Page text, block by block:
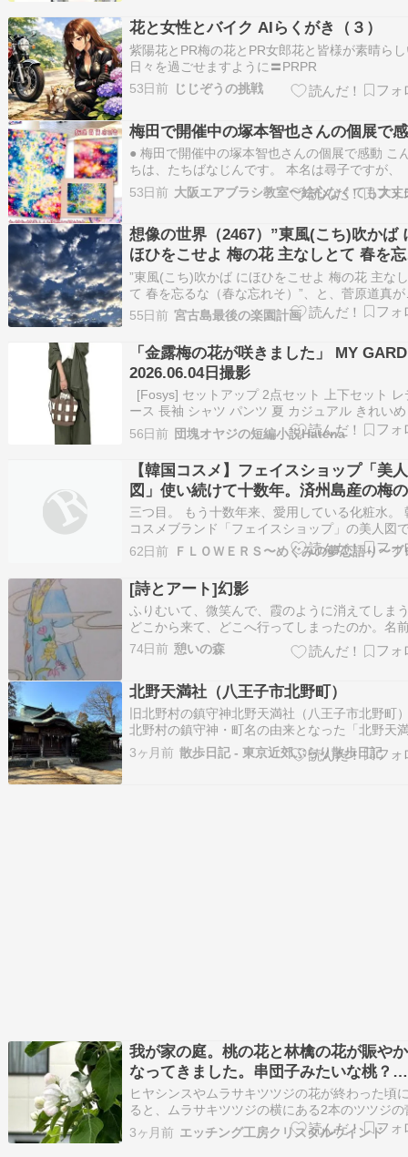
アフィ。 ダイドー 梅よろし280ml×2ケース（全
本） 送料無料【to】 pos…
花と女性とバイク AIらくがき（３）
紫陽花とPR梅の花とPR女郎花と皆様が素晴ら
日々を過ごせますように〓PRPR
53日前
じじぞうの挑戦
梅田で開催中の塚本智也さんの個展で
● 梅田で開催中の塚本智也さんの個展で感動 こ
ちは、たちばなじんです。 本名は尋子ですが、
んさん」って呼んでくださいね＾＾ エアブラシ
現する画家さんは、意外にたくさんおられます
が塚本智也さんだと思っています。 その…
53日前 大阪エアブラシ教室〜絵心なくても大丈
想像の世界（2467）”東風(こち)吹かば
ほひをこせよ 梅の花 主なしとて 春を
な（春な忘れそ）”
”東風(こち)吹かば にほひをこせよ 梅の花 主な
て 春を忘るな（春な忘れそ）”、と、菅原道真が
っていた春はとっくに過ぎた。 今は、”春過ぎて
来るらし白妙の衣干したり天の香具山”、と持統
が歌った、もうそろそろ初夏になる。 夏になっ
誰かが香具山では白妙の衣を干して…
55日前 宮古島最後の楽園計画
「金露梅の花が咲きました」 MY
2026.06.04日撮影
[Fosys] セットアップ 2点セット 上下セット レ
ース 長袖 シャツ パンツ 夏 カジュアル きれい
シャレ 大きいサイズ (グリーン) Fosys
露梅（キンロバイ）の花が咲きました。 梅に似
さな黄色の花を長期に渡り次々と咲き続けます
56日前 団塊オヤジの短編小説Hatena
【韓国コスメ】フェイスショップ「美人
図」使い続けて十数年。済州島産の梅
エキス入り☆
三つ目。 もう十数年来、愛用している化粧水。
コスメブランド「フェイスショップ」の美人図
す。 最初はヨン様ことペ・ヨンジュンさんが
やっていたので気になり、次は当時よく行って
韓国雑貨店に「時代劇風のチマチョゴリ美人が
ていたポスター」で使ってみたくなりました。
62日前
[詩とアート]幻影
ふりむいて、微笑んで、霞のように消えてしま
どこから来て、どこへ行ってしまったのか。名
知らない、女の子。 いつも応援ありがとうござ
す！愛と感謝をこめて。
74日前 憩いの森
北野天満社（八王子市北野町）
旧北野村の鎮守神北野天満社（八王子市北野町
北野村の鎮守神・町名の由来となった「北野天
（八王子市北野町）」。創建年代は不詳ですが
つて横山党の一族が京都の北野天満宮から御分
3ヶ月前 散歩日記 - 東京近郊ぶらり散歩日記
我が家の庭。桃の花と林檎の花が賑や
なってきました。串団子みたいな桃？
（笑）
ヒヤシンスやムラサキツツジの花が終わった頃
ると、ムラサキツツジの横にある2本のツツジの
大きくなってきます。 そのうちの一本、大きな
咲くレンゲツツジは打綿から直接生えてきた枝
3ヶ月前 エッチング工房クリスタルウインド